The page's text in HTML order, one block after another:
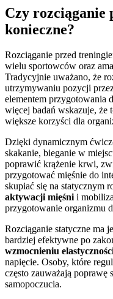
Czy rozciąganie
konieczne?
Rozciąganie przed
wielu sportowców oraz
Tradycyjnie uważano, że
utrzymywaniu pozycji
elementem przygotowania
więcej badań wskazuje, że
większe korzyści dla
Dzięki dynamicznym
skakanie, bieganie w
poprawić krążenie krwi,
przygotować mięśnie do
skupiać się na statycznym
aktywacji mięśnii
przygotowanie organizmu
Rozciąganie statyczne ma
bardziej efektywne po
wzmocnieniu
napięcie. Osoby, które
często zauważają poprawę
samopoczucia.